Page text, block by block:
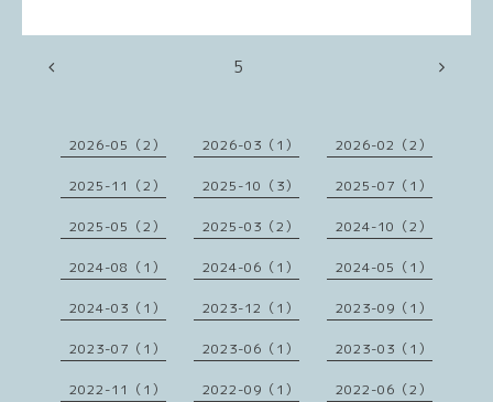
5
2026-05（2） 2026-03（1） 2026-02（2）
2025-11（2） 2025-10（3） 2025-07（1）
2025-05（2） 2025-03（2） 2024-10（2）
2024-08（1） 2024-06（1） 2024-05（1）
2024-03（1） 2023-12（1） 2023-09（1）
2023-07（1） 2023-06（1） 2023-03（1）
2022-11（1） 2022-09（1） 2022-06（2）